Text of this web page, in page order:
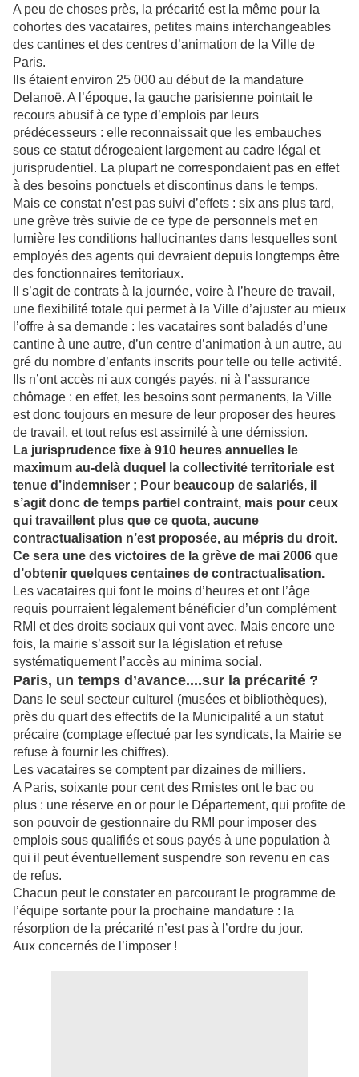
A peu de choses près, la précarité est la même pour la
cohortes des vacataires, petites mains interchangeables
des cantines et des centres d’animation de la Ville de
Paris.
Ils étaient environ 25 000 au début de la mandature
Delanoë. A l’époque, la gauche parisienne pointait le
recours abusif à ce type d’emplois par leurs
prédécesseurs : elle reconnaissait que les embauches
sous ce statut dérogeaient largement au cadre légal et
jurisprudentiel. La plupart ne correspondaient pas en effet
à des besoins ponctuels et discontinus dans le temps.
Mais ce constat n’est pas suivi d’effets : six ans plus tard,
une grève très suivie de ce type de personnels met en
lumière les conditions hallucinantes dans lesquelles sont
employés des agents qui devraient depuis longtemps être
des fonctionnaires territoriaux.
Il s’agit de contrats à la journée, voire à l’heure de travail,
une flexibilité totale qui permet à la Ville d’ajuster au mieux
l’offre à sa demande : les vacataires sont baladés d’une
cantine à une autre, d’un centre d’animation à un autre, au
gré du nombre d’enfants inscrits pour telle ou telle activité.
Ils n’ont accès ni aux congés payés, ni à l’assurance
chômage : en effet, les besoins sont permanents, la Ville
est donc toujours en mesure de leur proposer des heures
de travail, et tout refus est assimilé à une démission.
La jurisprudence fixe à 910 heures annuelles le
maximum au-delà duquel la collectivité territoriale est
tenue d’indemniser ; Pour beaucoup de salariés, il
s’agit donc de temps partiel contraint, mais pour ceux
qui travaillent plus que ce quota, aucune
contractualisation n’est proposée, au mépris du droit.
Ce sera une des victoires de la grève de mai 2006 que
d’obtenir quelques centaines de contractualisation.
Les vacataires qui font le moins d’heures et ont l’âge
requis pourraient légalement bénéficier d’un complément
RMI et des droits sociaux qui vont avec. Mais encore une
fois, la mairie s’assoit sur la législation et refuse
systématiquement l’accès au minima social.
Paris, un temps d’avance....sur la précarité ?
Dans le seul secteur culturel (musées et bibliothèques),
près du quart des effectifs de la Municipalité a un statut
précaire (comptage effectué par les syndicats, la Mairie se
refuse à fournir les chiffres).
Les vacataires se comptent par dizaines de milliers.
A Paris, soixante pour cent des Rmistes ont le bac ou
plus : une réserve en or pour le Département, qui profite de
son pouvoir de gestionnaire du RMI pour imposer des
emplois sous qualifiés et sous payés à une population à
qui il peut éventuellement suspendre son revenu en cas
de refus.
Chacun peut le constater en parcourant le programme de
l’équipe sortante pour la prochaine mandature : la
résorption de la précarité n’est pas à l’ordre du jour.
Aux concernés de l’imposer !